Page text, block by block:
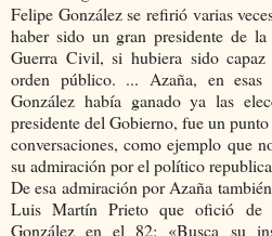
Felipe González se refirió varias
haber sido un gran presidente de
Guerra Civil, si hubiera sido
orden público. ... Azaña, en esas
González había ganado ya las
presidente del Gobierno, fue un
conversaciones, como ejemplo que
su admiración por el político
De esa admiración por Azaña
Luis Martín Prieto que ofició de
González en el 82: «Busca su